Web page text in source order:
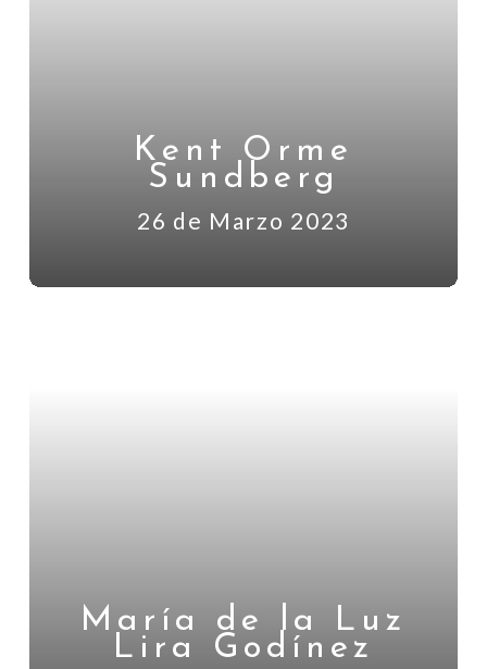
Kent Orme
Sundberg
26 de Marzo 2023
María de la Luz
Lira Godínez